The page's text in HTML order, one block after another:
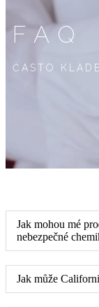
FAQ
ČASTO
Jak mohou mé
nebezpečné
Jak může